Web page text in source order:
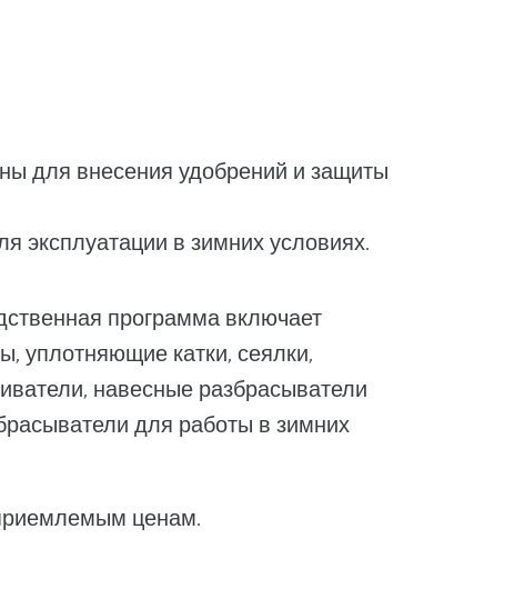
для внесения удобрений и защиты
эксплуатации в зимних условиях.
программа включает
уплотняющие катки, сеялки,
навесные разбрасыватели
для работы в зимних
ценам.